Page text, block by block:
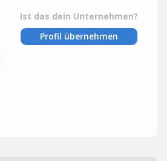
Ist das dein Unternehmen?
Profil übernehmen